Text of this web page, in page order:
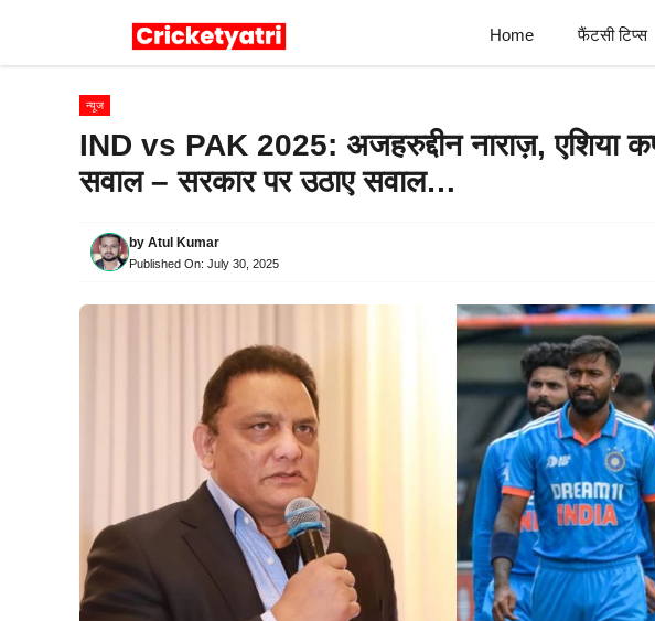
Home फैंटसी टिप्स
न्यूज
IND vs PAK 2025: अजहरुद्दीन नाराज़, एशिया
सवाल – सरकार पर उठाए सवाल…
by Atul Kumar
Published On: July 30, 2025